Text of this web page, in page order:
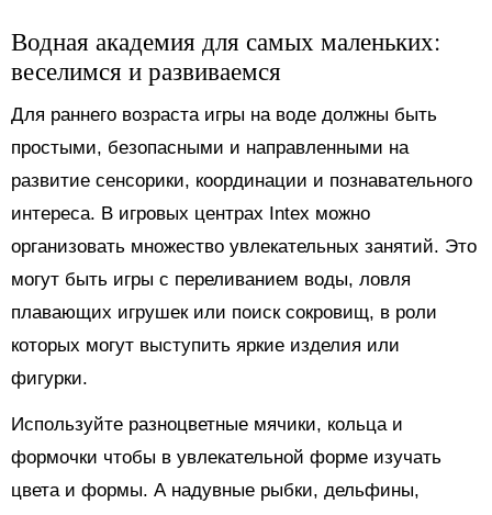
Водная академия для самых маленьких:
веселимся и развиваемся
Для раннего возраста игры на воде должны быть
простыми, безопасными и направленными на
развитие сенсорики, координации и познавательного
интереса. В игровых центрах Intex можно
организовать множество увлекательных занятий. Это
могут быть игры с переливанием воды, ловля
плавающих игрушек или поиск сокровищ, в роли
которых могут выступить яркие изделия или
фигурки.
Используйте разноцветные мячики, кольца и
формочки чтобы в увлекательной форме изучать
цвета и формы. А надувные рыбки, дельфины,